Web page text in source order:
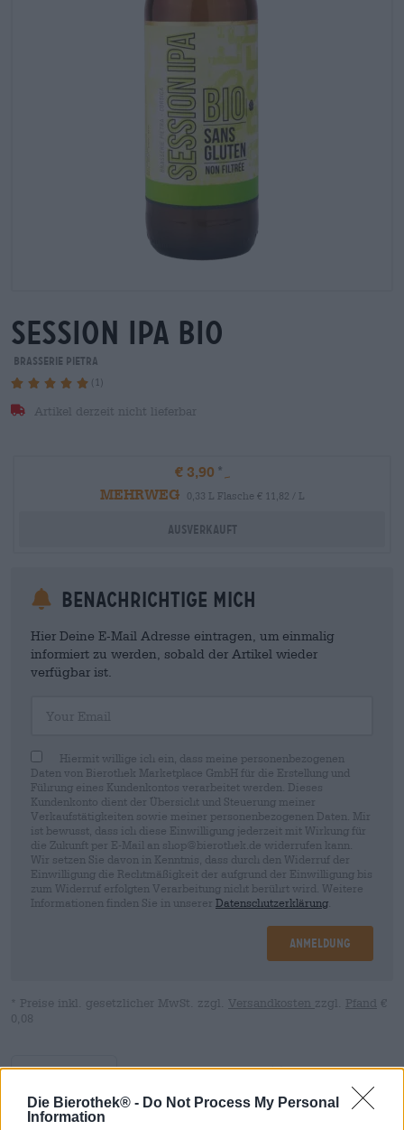
Die Bierothek® - Do Not Process My Personal
Information
session ipa bio
Brasserie Pietra
(1)
Artikel derzeit nicht lieferbar
€ 3,90
MEHRWEG
0,33 L Flasche € 11,82 / L
Ausverkauft
Benachrichtige mich
Hier Deine E-Mail Adresse eintragen, um einmalig
informiert zu werden, sobald der Artikel wieder
verfügbar ist.
Hiermit willige ich ein, dass meine personenbezogenen
Daten von Bierothek Marketplace GmbH für die Erstellung und
Führung eines Kundenkontos verarbeitet werden. Dieses
Kundenkonto dient der Übersicht und Steuerung meiner
Verkaufstätigkeiten sowie meiner personenbezogenen Daten. Mir
ist bewusst, dass ich diese Einwilligung jederzeit mit Wirkung für
die Zukunft per E-Mail an shop@bierothek.de widerrufen kann.
Wir setzen Sie davon in Kenntnis, dass durch den Widerruf der
Einwilligung die Rechtmäßigkeit der aufgrund der Einwilligung bis
zum Widerruf erfolgten Verarbeitung nicht berührt wird. Weitere
Informationen finden Sie in unserer Datenschutzerklärung
Anmeldung
* Preise inkl. gesetzlicher MwSt. zzgl. Versandkosten zzgl. Pfand €
0,08
Beschreibung Infos Bewertungen(1)